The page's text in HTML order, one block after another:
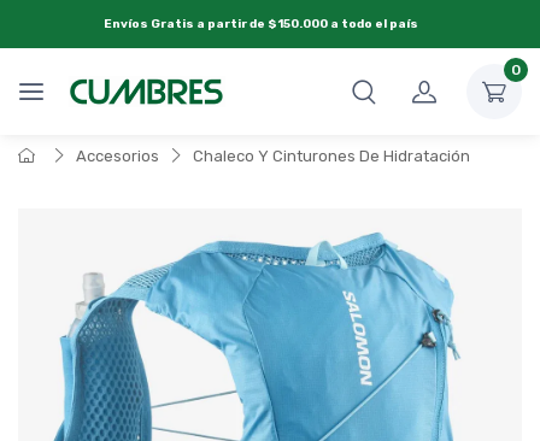
Envíos Gratis a partir de $150.000 a todo el país
0
Accesorios Chaleco Y Cinturones De Hidratación